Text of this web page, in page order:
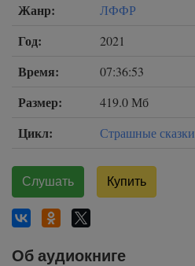
Жанр: ЛФФР
Год: 2021
Время: 07:36:53
Размер: 419.0 Мб
Цикл: Страшные сказки
Слушать Купить
Об аудиокниге